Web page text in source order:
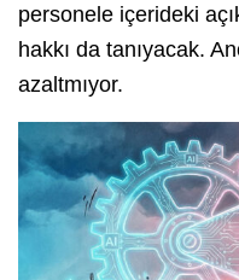
personele içerideki
hakkı da tanıyacak.
azaltmıyor.